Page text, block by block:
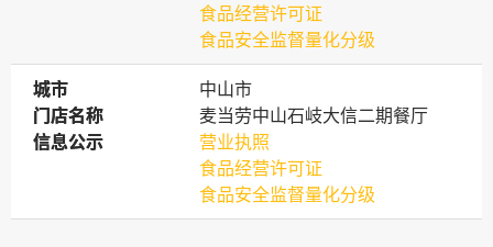
食品经营许可证
食品安全监督量化分级
城市
城市
中山市
门店名称
门店名称
麦当劳中山石岐大信二期餐厅
信息公示
信息公示
营业执照
食品经营许可证
食品安全监督量化分级